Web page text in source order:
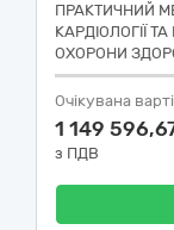
ПРАКТИЧНИЙ
КАРДІОЛОГІЇ
ОХОРОНИ
Очікувана
1 149
з ПДВ